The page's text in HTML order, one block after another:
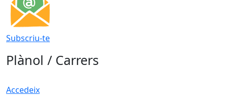
Subscriu-te
Plànol / Carrers
Accedeix